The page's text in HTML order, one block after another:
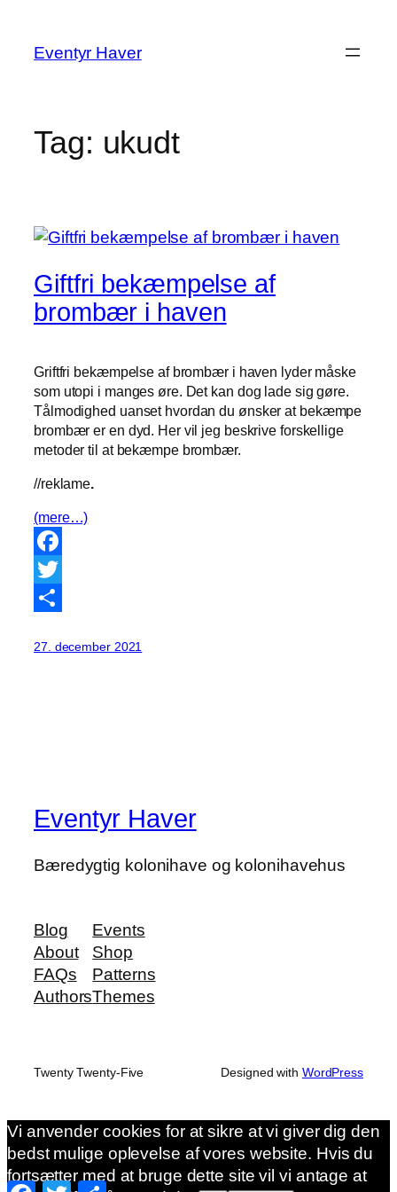
indhold
Eventyr Haver
Tag: ukudt
Giftfri bekæmpelse af
brombær i haven
Griftfri bekæmpelse af brombær i haven lyder måske
som utopi i manges øre. Det kan dog lade sig gøre.
Tålmodighed uanset hvordan du ønsker at bekæmpe
brombær er en dyd. Her vil jeg beskrive forskellige
metoder til at bekæmpe brombær.
//reklame.
(mere…)
Facebook
Twitter
27. december 2021
Eventyr Haver
Bæredygtig kolonihave og kolonihavehus
Blog
About
FAQs
Authors
Events
Shop
Patterns
Themes
Twenty Twenty-Five Designed with WordPress
Facebook
TwitterShare
Vi anvender cookies for at sikre at vi giver dig den
bedst mulige oplevelse af vores website. Hvis du
fortsætter med at bruge dette site vil vi antage at